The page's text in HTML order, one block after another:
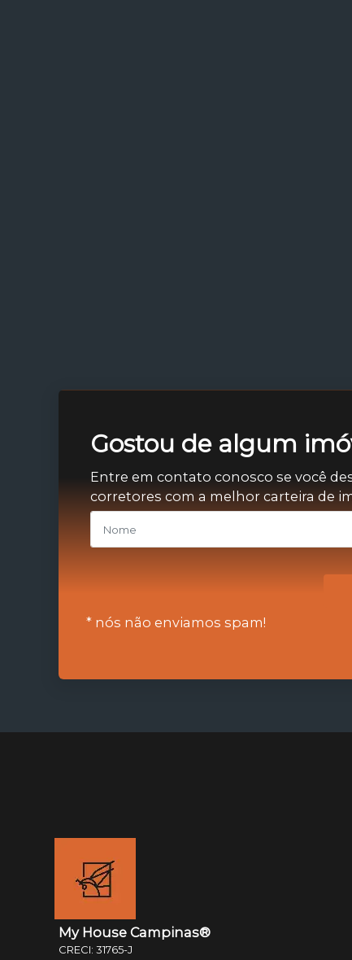
Gostou de algum
Entre em contato conosco se você
corretores com a melhor carteira de
* nós não enviamos spam!
My House Campinas®
CRECI: 31765-J